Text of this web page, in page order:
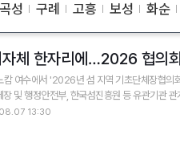
곡성 구례 고흥 보성 화순
체 한자리에…2026 협의
캄 여수에서 '2026년 섬 지역 기초단체장협의
13:30